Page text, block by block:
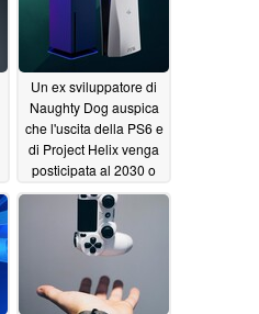
Un ex sviluppatore di
Naughty Dog auspica
che l'uscita della PS6 e
di Project Helix venga
posticipata al 2030 o
oltre06/30/2026